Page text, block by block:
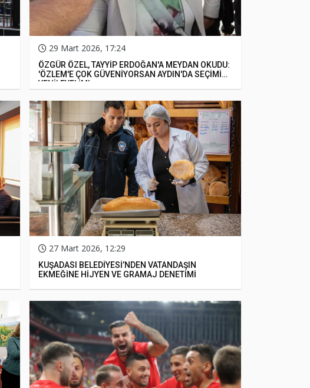
29 Mart 2026, 17:24
ÖZGÜR ÖZEL, TAYYİP ERDOĞAN'A MEYDAN OKUDU:
'ÖZLEM'E ÇOK GÜVENİYORSAN AYDIN'DA SEÇİMİ
YENİLEYELİM'
27 Mart 2026, 12:29
KUŞADASI BELEDİYESİ’NDEN VATANDAŞIN
EKMEĞİNE HİJYEN VE GRAMAJ DENETİMİ